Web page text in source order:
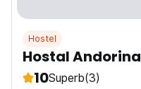
Hostel
Hostal Andorina
10Superb(3)